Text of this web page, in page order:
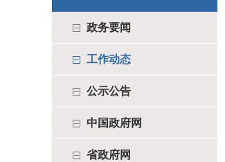
政务要闻
工作动态
公示公告
中国政府网
省政府网